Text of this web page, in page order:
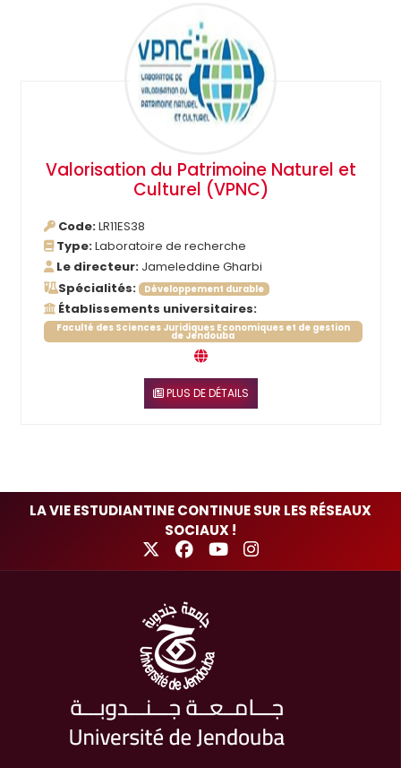
Valorisation du Patrimoine Naturel et
Culturel (VPNC)
Code:LR11ES38
Type:Laboratoire de recherche
Le directeur: Jameleddine Gharbi
Spécialités:
Développement durable
Établissements universitaires:
Faculté des Sciences Juridiques Economiques et de gestion
de Jendouba
PLUS DE DÉTAILS
LA VIE ESTUDIANTINE CONTINUE SUR LES RÉSEAUX
SOCIAUX !